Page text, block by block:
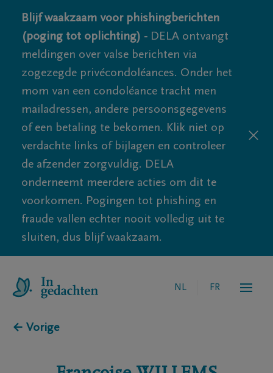
Blijf waakzaam voor phishingberichten
(poging tot oplichting) - DELA ontvangt
meldingen over valse berichten via
zogezegde privécondoléances. Onder het
mom van een condoléance tracht men
mailadressen, andere persoonsgegevens
of een betaling te bekomen. Klik niet op
verdachte links of bijlagen en controleer
de afzender zorgvuldig. DELA
onderneemt meerdere acties om dit te
voorkomen. Pogingen tot phishing en
fraude vallen echter nooit volledig uit te
sluiten, dus blijf waakzaam.
NL FR
← Vorige